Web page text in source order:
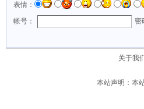
表情：
帐号：
密
关于我
本站声明：本